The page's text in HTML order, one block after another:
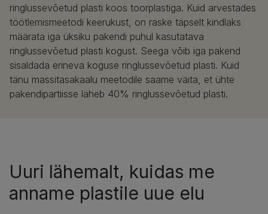
ringlussevõetud plasti koos toorplastiga. Kuid arvestades
töötlemismeetodi keerukust, on raske täpselt kindlaks
määrata iga üksiku pakendi puhul kasutatava
ringlussevõetud plasti kogust. Seega võib iga pakend
sisaldada erineva koguse ringlussevõetud plasti. Kuid
tänu massitasakaalu meetodile saame väita, et ühte
pakendipartiisse läheb 40% ringlussevõetud plasti.
Uuri lähemalt, kuidas me
anname plastile uue elu